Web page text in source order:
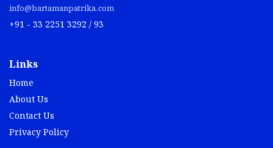
info@bartamanpatrika.com
+91 - 33 2251 3292 / 93
Links
Home
About Us
Contact Us
Privacy Policy